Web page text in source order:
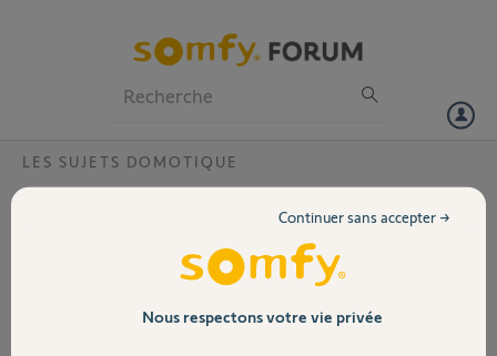
Volet
LES SUJETS DOMOTIQUE
Visiophone et ajout de caméra
Bonjour je souhaiterai savoir s'il est possible de gérer le visiophone
v500 à distance (téléphone, recevoir les appels (sur smartphone)
Et j'aimerai ajouter une caméra (qui est déjà placé) sur le moniteur ?
Nous respectons votre vie privée
Continuer sans accepter →